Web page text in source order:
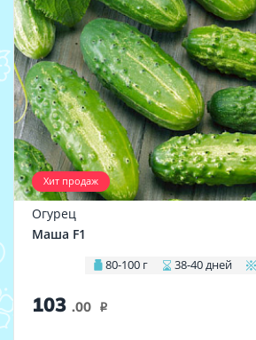
Хит продаж
Огурец
Маша F1
80-100 г 38-40 дней
103 .00 i